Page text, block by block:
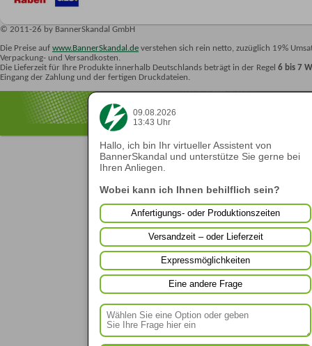
09.08.2026
13:43 Uhr
Hallo, ich bin Ihr virtueller Assistent von
BannerSkandal und unterstütze Sie gerne bei
Ihren Anliegen.
Wobei kann ich Ihnen behilflich sein?
Anfertigungs- oder Produktionszeiten
Versandzeit – oder Lieferzeit
Expressmöglichkeiten
Eine andere Frage
© 2011-26 by BannerSkandal GmbH
Die Preise auf www.BannerSkandal.de verstehen sich rein netto, zuzüglich 19%
Verpackung- und Versandkosten.
Die Lieferzeit für Ihre Produkte innerhalb Deutschlands beträgt in der Regel 6 bis 7
Eingang der Zahlung und der fertigen Druckdateien.